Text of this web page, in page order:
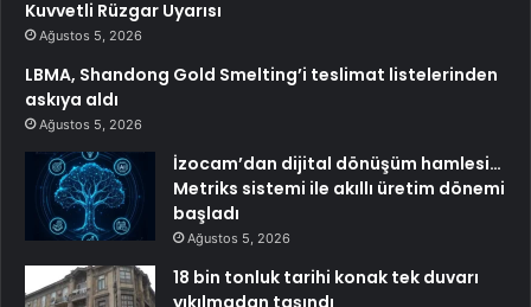
Kuvvetli Rüzgar Uyarısı
Ağustos 5, 2026
LBMA, Shandong Gold Smelting’i teslimat listelerinden
askıya aldı
Ağustos 5, 2026
İzocam’dan dijital dönüşüm hamlesi…
Metriks sistemi ile akıllı üretim dönemi
başladı
Ağustos 5, 2026
18 bin tonluk tarihi konak tek duvarı